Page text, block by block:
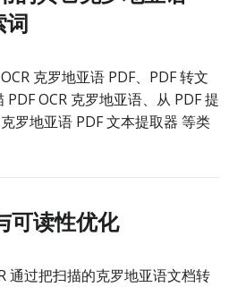
词
克罗地亚语 PDF、PDF 转文
OCR 克罗地亚语、从 PDF 提
罗地亚语 PDF 文本提取器 等类
可读性优化
通过把扫描的克罗地亚语文档转